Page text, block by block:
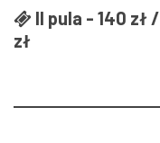
II pula - 140 zł
zł